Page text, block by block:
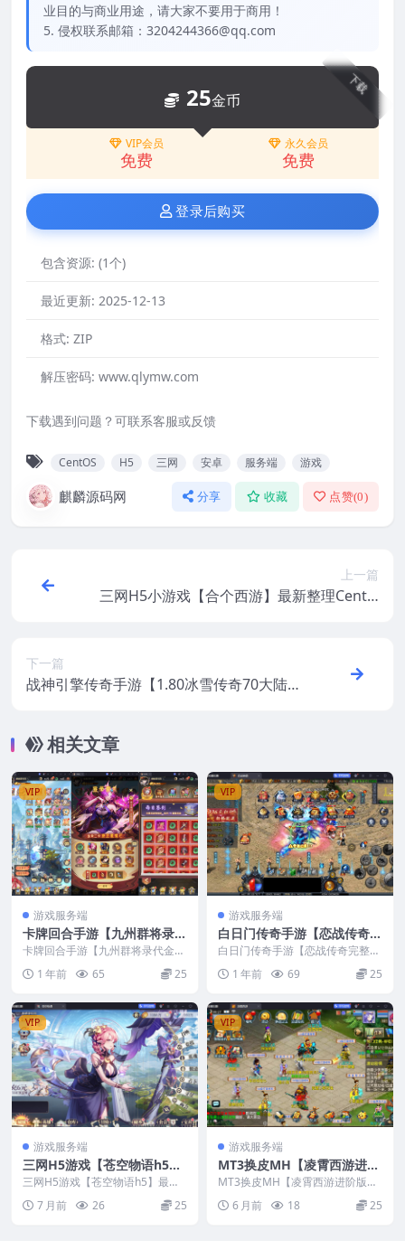
业目的与商业用途，请大家不要用于商用！
5. 侵权联系邮箱：3204244366@qq.com
下载
25金币
VIP会员
免费
永久会员
免费
登录后购买
包含资源: (1个)
最近更新: 2025-12-13
格式: ZIP
解压密码: www.qlymw.com
下载遇到问题？可联系客服或反馈
CentOS H5 三网 安卓 服务端 游戏
麒麟源码网 分享 收藏 点赞(0)
上一篇
三网H5小游戏【合个西游】最新整理CentO
下一篇
战神引擎传奇手游【1.80冰雪传奇70大陆超
相关文章
VIP
游戏服务端
卡牌回合手游【九州群将录代
金券内购版】最新整理Cent
OS手工服务端+GM授权后台
+安卓+视频教程
卡牌回合手游【九州群将录代金券
内购版】最新整理CentOS手工服
务端+GM授权后...
1 年前 65 25
VIP
游戏服务端
白日门传奇手游【恋战传奇完
整版】最新整理Win系服务端
+前后端全套源码+管理后台
+安卓+视频教程
白日门传奇手游【恋战传奇完整
版】最新整理Win系服务端+前后
端全套源码+管理后台...
1 年前 69 25
VIP
游戏服务端
三网H5游戏【苍空物语h5】
最新整理CentOS手工服务端
+安卓客户端+CDK授权后台
+视频教程
三网H5游戏【苍空物语h5】最新
整理CentOS手工服务端+安卓客户
端+CDK授...
7 月前 26 25
VIP
游戏服务端
MT3换皮MH【凌霄西游进阶
版】最新整理CentOS手工服
务端+安卓苹果双端+GM后台
+源码+视频教程
MT3换皮MH【凌霄西游进阶版】
最新整理CentOS手工服务端+安卓
苹果双端+G...
6 月前 18 25